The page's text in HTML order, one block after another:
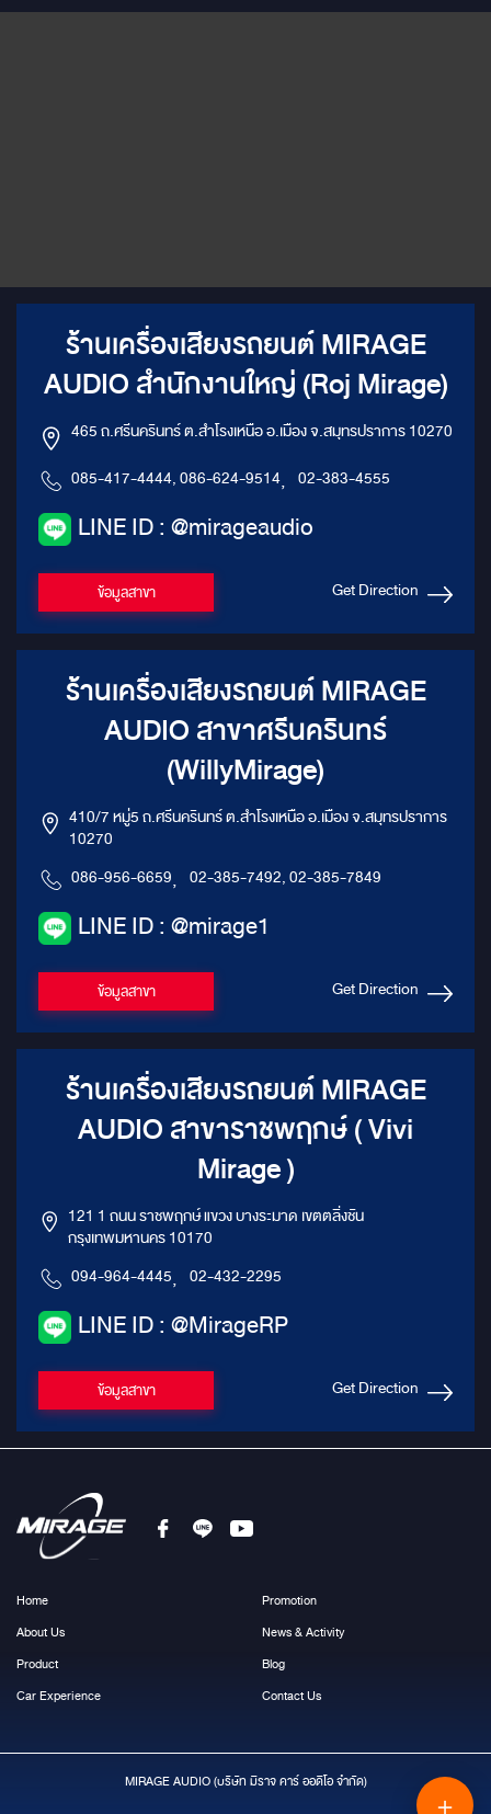
ร้านเครื่องเสียงรถยนต์ MIRAGE
AUDIO สำนักงานใหญ่ (Roj Mirage)
465 ถ.ศรีนครินทร์ ต.สำโรงเหนือ อ.เมือง จ.สมุทรปราการ 10270
085-417-4444, 086-624-9514, 02-383-4555
LINE ID : @mirageaudio
ข้อมูลสาขา Get Direction
ร้านเครื่องเสียงรถยนต์ MIRAGE
AUDIO สาขาศรีนครินทร์
(WillyMirage)
410/7 หมู่5 ถ.ศรีนครินทร์ ต.สำโรงเหนือ อ.เมือง จ.สมุทรปราการ
10270
086-956-6659, 02-385-7492, 02-385-7849
LINE ID : @mirage1
ข้อมูลสาขา Get Direction
ร้านเครื่องเสียงรถยนต์ MIRAGE
AUDIO สาขาราชพฤกษ์ ( Vivi
Mirage )
121 1 ถนน ราชพฤกษ์ แขวง บางระมาด เขตตลิ่งชัน
กรุงเทพมหานคร 10170
094-964-4445, 02-432-2295
LINE ID : @MirageRP
ข้อมูลสาขา Get Direction
Home
About Us
Product
Car Experience
Promotion
News & Activity
Blog
Contact Us
MIRAGE AUDIO (บริษัท มีราจ คาร์ ออดิโอ จำกัด)
＋